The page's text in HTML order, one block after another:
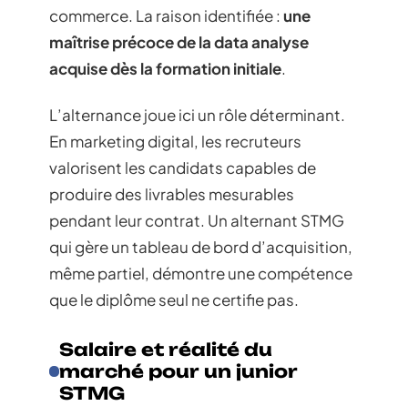
commerce. La raison identifiée : une
maîtrise précoce de la data analyse
acquise dès la formation initiale.
L’alternance joue ici un rôle déterminant.
En marketing digital, les recruteurs
valorisent les candidats capables de
produire des livrables mesurables
pendant leur contrat. Un alternant STMG
qui gère un tableau de bord d’acquisition,
même partiel, démontre une compétence
que le diplôme seul ne certifie pas.
Salaire et réalité du
marché pour un junior
STMG